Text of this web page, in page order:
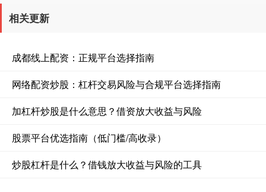
相关更新
成都线上配资：正规平台选择指南
网络配资炒股：杠杆交易风险与合规平台选择指南
加杠杆炒股是什么意思？借资放大收益与风险
股票平台优选指南（低门槛/高收录）
炒股杠杆是什么？借钱放大收益与风险的工具